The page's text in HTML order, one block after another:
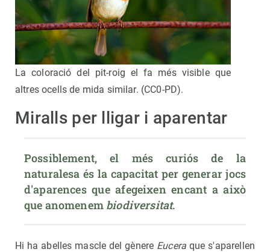
La coloració del pit-roig el fa més visible que
altres ocells de mida similar. (CC0-PD).
Miralls per lligar i aparentar
Possiblement, el més curiós de la
naturalesa és la capacitat per generar jocs
d'aparences que afegeixen encant a això
que anomenem biodiversitat.
Hi ha abelles mascle del gènere Eucera que s'aparellen